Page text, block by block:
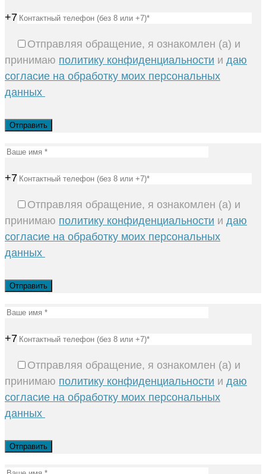
+7
Отправляя обращение, я ознакомлен (а) и
принимаю политику конфиденциальности и даю
согласие на обработку моих персональных
данных
+7
Отправляя обращение, я ознакомлен (а) и
принимаю политику конфиденциальности и даю
согласие на обработку моих персональных
данных
+7
Отправляя обращение, я ознакомлен (а) и
принимаю политику конфиденциальности и даю
согласие на обработку моих персональных
данных